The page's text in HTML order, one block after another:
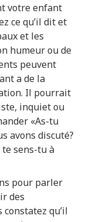
votre enfant
ce qu’il dit et
et les
humeur ou de
peuvent
a de la
Il pourrait
inquiet ou
«As-tu
avons discuté?
te sens-tu à
pour parler
des
qu’il